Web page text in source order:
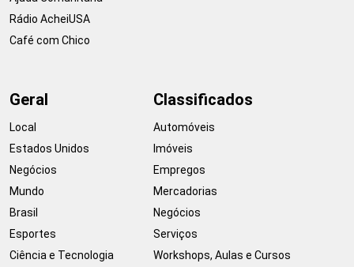
Rádio AcheiUSA
Café com Chico
Geral
Local
Estados Unidos
Negócios
Mundo
Brasil
Esportes
Ciência e Tecnologia
Classificados
Automóveis
Imóveis
Empregos
Mercadorias
Negócios
Serviços
Workshops, Aulas e Cursos